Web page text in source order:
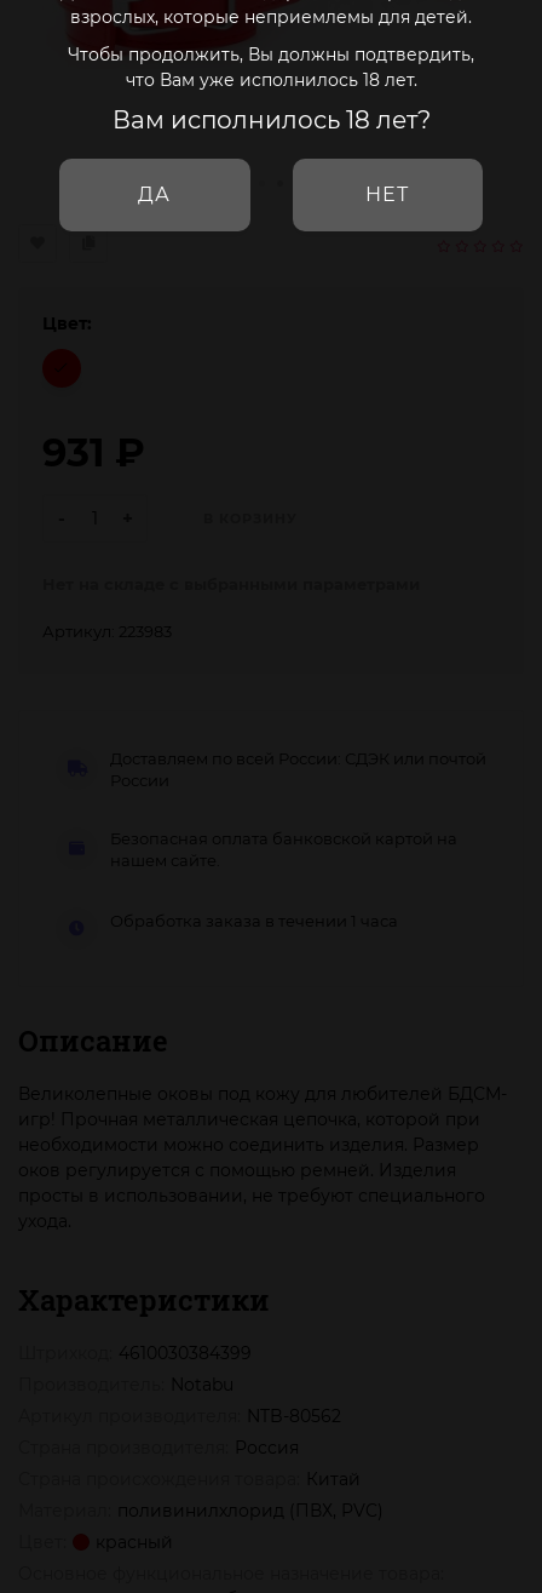
взрослых, которые неприемлемы для детей.
Чтобы продолжить, Вы должны подтвердить,
что Вам уже исполнилось 18 лет.
Вам исполнилось 18 лет?
ДА НЕТ
Цвет:
931 ₽
Артикул: 223983
Доставляем по всей России: СДЭК или почтой
Безопасная оплата банковской картой на
нашем сайте.
Обработка заказа в течении 1 часа
Описание
Великолепные оковы под кожу для любителей БДСМ-
игр! Прочная металлическая цепочка, которой при
необходимости можно соединить изделия. Размер
оков регулируется с помощью ремней. Изделия
просты в использовании, не требуют специального
ухода.
Характеристики
4610030384399
Notabu
NTB-80562
Россия
Китай
поливинилхлорид (ПВХ, PVC)
красный